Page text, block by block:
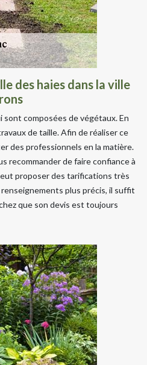
des haies dans la ville
composées de végétaux. En
de taille. Afin de réaliser ce
des professionnels en la matière.
recommander de faire confiance à
proposer des tarifications très
plus précis, il suffit
que son devis est toujours